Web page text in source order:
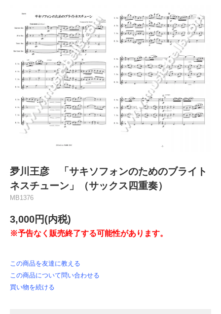
夛川王彦 「サキソフォンのためのブライト
ネスチューン」（サックス四重奏）
MB1376
3,000円(内税)
※予告なく販売終了する可能性があります。
この商品を友達に教える
この商品について問い合わせる
買い物を続ける